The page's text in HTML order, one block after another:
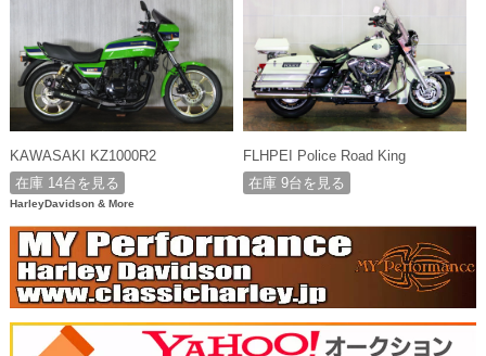
KAWASAKI KZ1000R2
在庫 14台を見る
FLHPEI Police Road King
在庫 9台を見る
HarleyDavidson & More